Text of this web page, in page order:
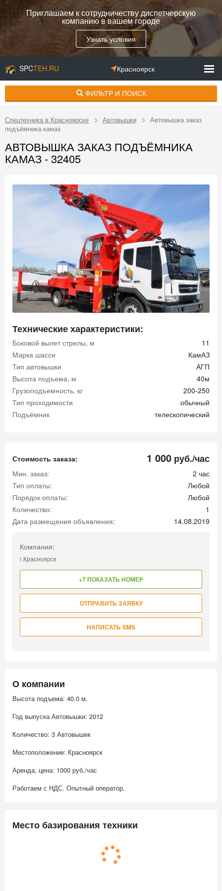
Приглашаем к сотрудничеству диспетчерскую
компанию в вашем городе
Узнать условия
SPCTEH.RU Красноярск
ФИЛЬТР И ПОИСК
Спецтехника в Красноярске Автовышки
Автовышка заказ
подъёмника камаз
АВТОВЫШКА ЗАКАЗ ПОДЪЁМНИКА
КАМАЗ - 32405
Технические характеристики:
Боковой вылет стрелы, м
11
Марка шасси
КамАЗ
Тип автовышки
АГП
Высота подъема, м
40м
Грузоподъемность, кг
200-250
Тип проходимости
обычный
Подъёмник
телескопический
Стоимость заказа: 1 000 руб./час
Мин. заказ:
2 час
Тип оплаты:
Любой
Порядок оплаты:
Любой
Количество:
1
Дата размещения объявления:
14.08.2019
Компания:
г.Красноярск
+7 ПОКАЗАТЬ НОМЕР
ОТПРАВИТЬ ЗАЯВКУ
НАПИСАТЬ SMS
О компании
Высота подъема: 40.0 м.
Год выпуска Автовышки: 2012
Количество: 3 Автовышек
Местоположение: Красноярск
Аренда, цена: 1000 руб./час
Работаем с НДС. Опытный оператор.
Место базирования техники